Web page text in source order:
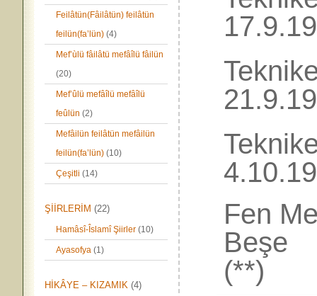
Feilâtün(Fâilâtün) feilâtün
feilün(fa’lün) (4)
Mef’ùlü fâilâtü mefâîlü fâilün
(20)
Mef’ûlü mefâîlü mefâîlü
feûlün (2)
Mefâilün feilâtün mefâilün
feilün(fa’lün) (10)
Çeşitli (14)
ŞİİRLERİM (22)
Hamâsî-Îslamî Şiirler (10)
Ayasofya (1)
HİKÂYE – KIZAMIK (4)
Fen
(**)